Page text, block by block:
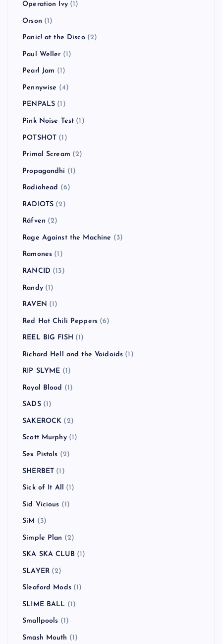
Operation Ivy(1)
Orson (1)
Panic! at the Disco(2)
Paul Weller (1)
Pearl Jam (1)
Pennywise (4)
PENPALS (1)
Pink Noise Test (1)
POTSHOT (1)
Primal Scream (2)
Propagandhi (1)
Radiohead (6)
RADIOTS (2)
Räfven (2)
Rage Against the Machine (3)
Ramones (1)
RANCID (13)
Randy(1)
RAVEN (1)
Red Hot Chili Peppers (6)
REEL BIG FISH (1)
Richard Hell and the Voidoids (1)
RIP SLYME (1)
Royal Blood (1)
SADS(1)
SAKEROCK (2)
Scott Murphy(1)
Sex Pistols (2)
SHERBET (1)
Sick of It All (1)
Sid Vicious (1)
SiM (3)
Simple Plan (2)
SKA SKA CLUB (1)
SLAYER(2)
Sleaford Mods(1)
SLIME BALL (1)
Smallpools (1)
Smash Mouth (1)